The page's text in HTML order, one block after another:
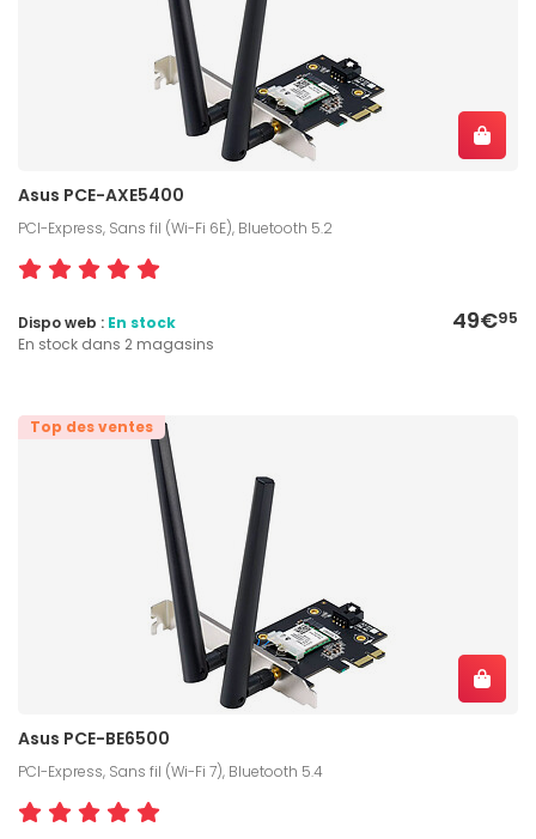
Asus PCE-AXE5400
PCI-Express, Sans fil (Wi-Fi 6E), Bluetooth 5.2
49€95
Dispo web : En stock
En stock dans 2 magasins
Top des ventes
Asus PCE-BE6500
PCI-Express, Sans fil (Wi-Fi 7), Bluetooth 5.4